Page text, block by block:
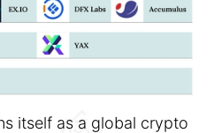
itself as a global crypto